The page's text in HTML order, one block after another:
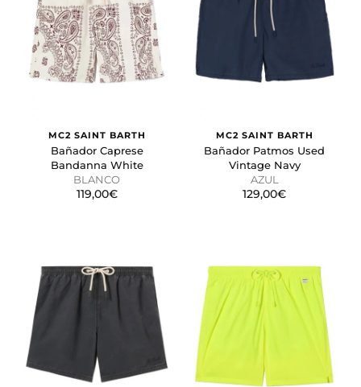
MC2 SAINT BARTH
Bañador Caprese
Bandanna White
BLANCO
119,00€
MC2 SAINT BARTH
Bañador Patmos Used
Vintage Navy
AZUL
129,00€